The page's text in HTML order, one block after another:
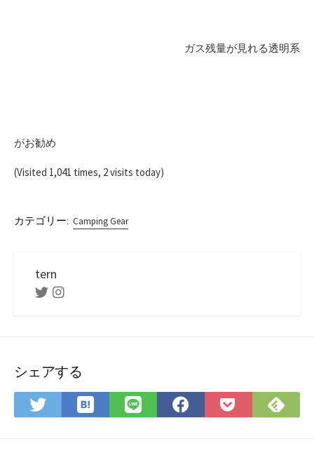
ガス残量が見れる透明系
がお勧め
(Visited 1,041 times, 2 visits today)
カテゴリー: Camping Gear
tern
TwitterInstagram
シェアする
Twitter
で
は
て
LINE
で
Facebook
で
Pocket
に
で